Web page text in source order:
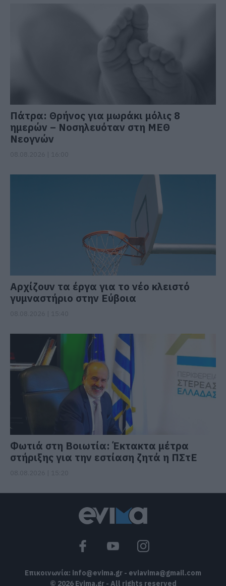
Πάτρα: Θρήνος για μωράκι μόλις 8
ημερών – Νοσηλευόταν στη ΜΕΘ
Νεογνών
Αρχίζουν τα έργα για το νέο κλειστό
γυμναστήριο στην Εύβοια
Φωτιά στη Βοιωτία: Έκτακτα μέτρα
στήριξης για την εστίαση ζητά η ΠΣτΕ
Επικοινωνία: info@evima.gr - eviavima@gmail.com
© 2026 Evima.gr - All rights reserved